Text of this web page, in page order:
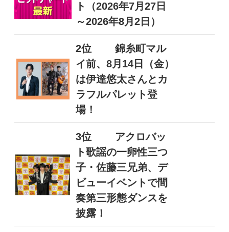
ト（2026年7月27日
～2026年8月2日）
2位
錦糸町マル
イ前、8月14日（金）
は伊達悠太さんとカ
ラフルパレット登
場！
3位
アクロバッ
ト歌謡の一卵性三つ
子・佐藤三兄弟、デ
ビューイベントで間
奏第三形態ダンスを
披露！